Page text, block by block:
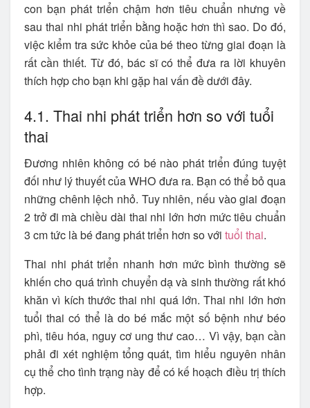
con bạn phát triển chậm hơn tiêu chuẩn nhưng về
sau thai nhi phát triển bằng hoặc hơn thì sao. Do đó,
việc kiểm tra sức khỏe của bé theo từng giai đoạn là
rất cần thiết. Từ đó, bác sĩ có thể đưa ra lời khuyên
thích hợp cho bạn khi gặp hai vấn đề dưới đây.
4.1. Thai nhi phát triển hơn so với tuổi
thai
Đương nhiên không có bé nào phát triển đúng tuyệt
đối như lý thuyết của WHO đưa ra. Bạn có thể bỏ qua
những chênh lệch nhỏ. Tuy nhiên, nếu vào giai đoạn
2 trở đi mà chiều dài thai nhi lớn hơn mức tiêu chuẩn
3 cm tức là bé đang phát triển hơn so với tuổi thai.
Thai nhi phát triển nhanh hơn mức bình thường sẽ
khiến cho quá trình chuyển dạ và sinh thường rất khó
khăn vì kích thước thai nhi quá lớn. Thai nhi lớn hơn
tuổi thai có thể là do bé mắc một số bệnh như béo
phì, tiêu hóa, nguy cơ ung thư cao… Vì vậy, bạn cần
phải đi xét nghiệm tổng quát, tìm hiểu nguyên nhân
cụ thể cho tình trạng này để có kế hoạch điều trị thích
hợp.